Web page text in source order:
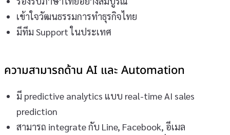
เข้าใจวัฒนธรรมการทำธุรกิจไทย
มีทีม Support ในประเทศ
ความสามารถด้าน AI และ Automation
มี predictive analytics แบบ real-time AI sales
prediction
สามารถ integrate กับ Line, Facebook, อีเมล